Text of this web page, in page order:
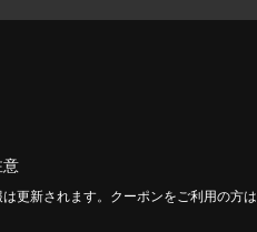
意
更新されます。クーポンをご利用の方